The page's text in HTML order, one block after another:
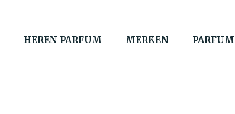
HEREN PARFUM MERKEN